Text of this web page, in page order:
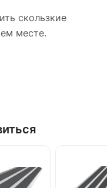
скользкие
месте.